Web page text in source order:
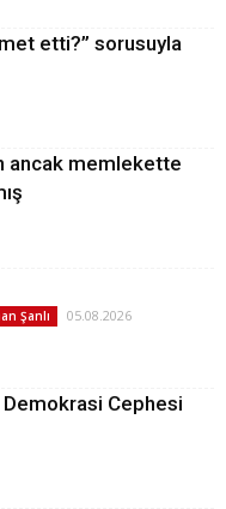
etti?” sorusuyla
ancak memlekette
Şanlı 05.08.2026
Cephesi